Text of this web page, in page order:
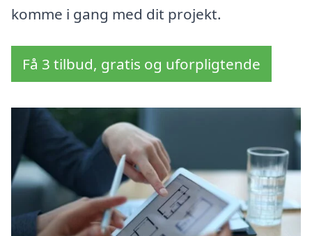
komme i gang med dit projekt.
Få 3 tilbud, gratis og uforpligtende